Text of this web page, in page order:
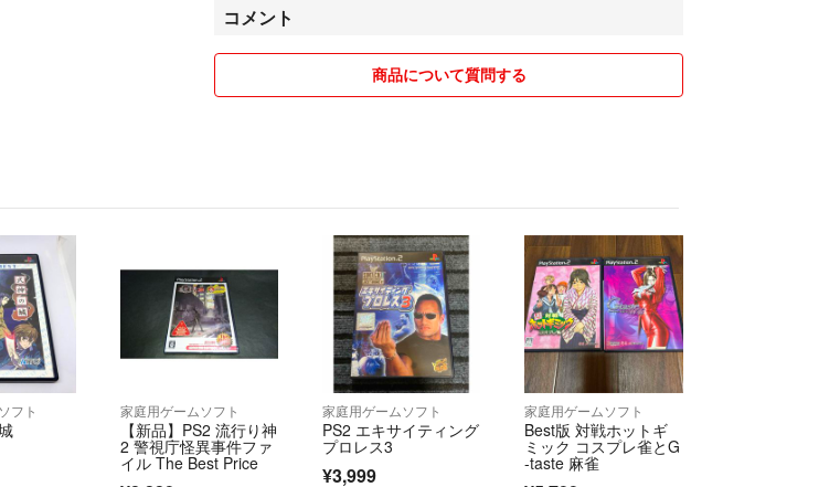
価値を理解して下さる方に買って頂ければと考えてます。
ネコは飼っていますが別の部屋におり、私はほとんど接触しておりま
せん。
コメント
商品について質問する
フト 家庭用ゲームソフト
【新品】PS2 流行り神
2 警視庁怪異事件ファ
イル The Best Price
家庭用ゲームソフト
PS2 エキサイティング
プロレス3
¥3,999
家庭用ゲームソフト
Best版 対戦ホットギ
ミック コスプレ雀とG
-taste 麻雀